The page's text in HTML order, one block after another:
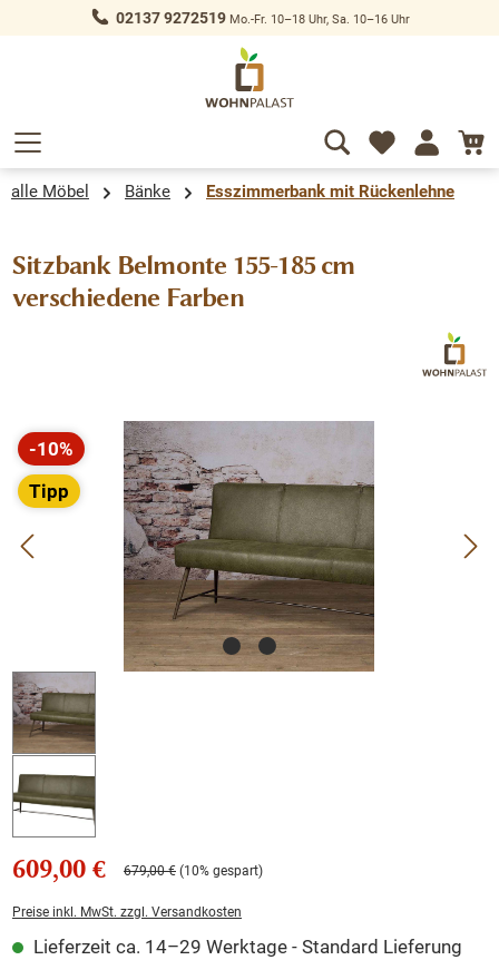
springen 02137 9272519Mo.-Fr. 10–18 Uhr, Sa. 10–16 Uhr
alle Möbel Bänke Esszimmerbank mit Rückenlehne
Sitzbank Belmonte 155-185 cm
verschiedene Farben
Bildergalerie überspringen
-10%
Rabatt
Tipp
609,00 € 679,00 € (10% gespart)
Preise inkl. MwSt. zzgl. Versandkosten
Lieferzeit ca. 14–29 Werktage - Standard Lieferung